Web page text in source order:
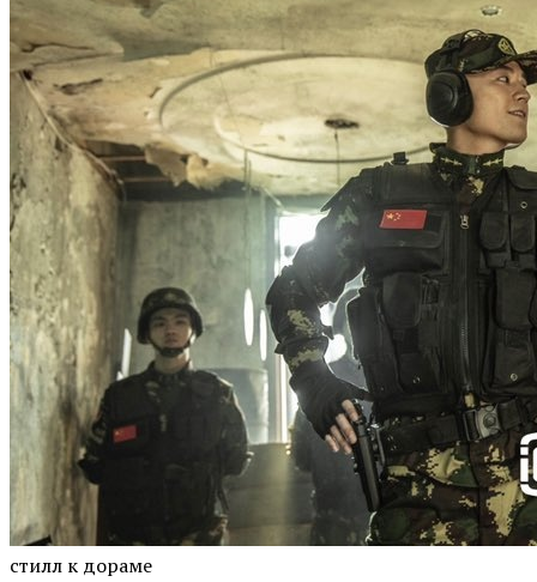
стилл к дораме